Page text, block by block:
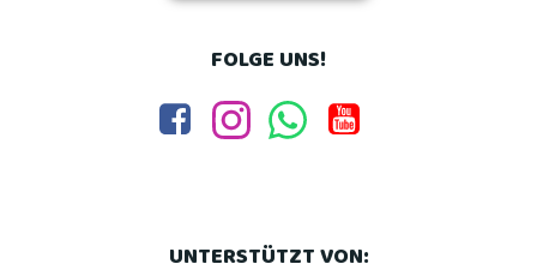
FOLGE UNS!
UNTERSTÜTZT VON: